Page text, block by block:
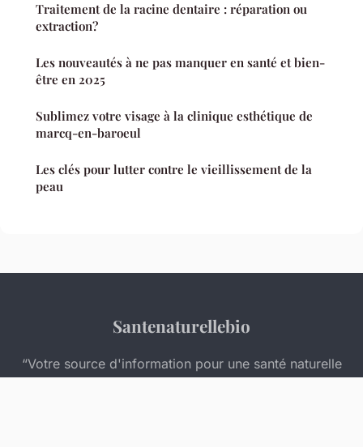
Traitement de la racine dentaire : réparation ou
extraction?
Les nouveautés à ne pas manquer en santé et bien-
être en 2025
Sublimez votre visage à la clinique esthétique de
marcq-en-baroeul
Les clés pour lutter contre le vieillissement de la
peau
Santenaturellebio
“Votre source d'information pour une santé naturelle